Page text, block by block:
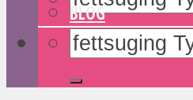
BLOG